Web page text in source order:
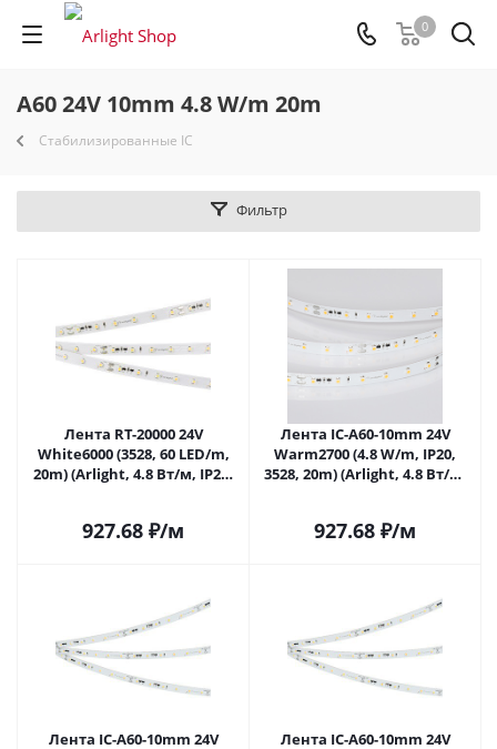
0
A60 24V 10mm 4.8 W/m 20m
Стабилизированные IC
Фильтр
Лента RT-20000 24V
White6000 (3528, 60 LED/m,
20m) (Arlight, 4.8 Вт/м, IP20)
927.68 ₽/м
Лента IC-A60-10mm 24V
Warm2700 (4.8 W/m, IP20,
3528, 20m) (Arlight, 4.8 Вт/м,
927.68 ₽/м
Лента IC-A60-10mm 24V
Лента IC-A60-10mm 24V